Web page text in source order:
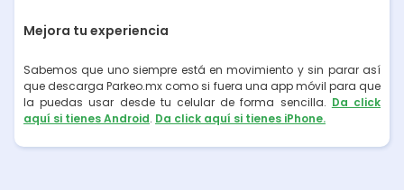
Mejora tu experiencia
Sabemos que uno siempre está en movimiento y sin parar así
que descarga Parkeo.mx como si fuera una app móvil para que
la puedas usar desde tu celular de forma sencilla. Da click
aquí si tienes Android. Da click aquí si tienes iPhone.